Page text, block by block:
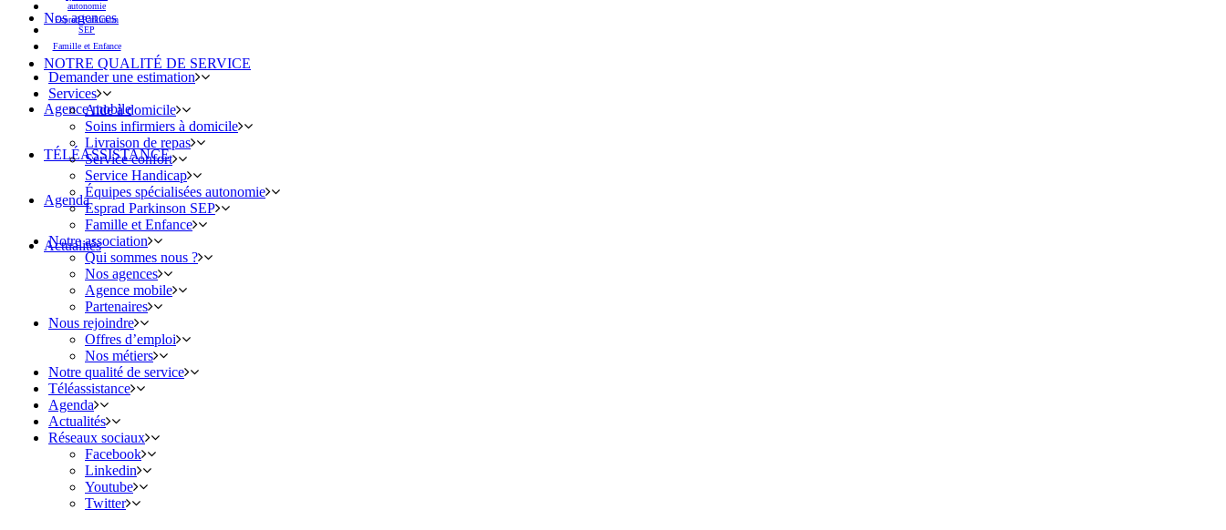
Nos agences
NOTRE QUALITÉ DE SERVICE
Agence mobile
TÉLÉASSISTANCE
Agenda
Actualités
autonomie
Esprad Parkinson
SEP
Famille et Enfance
Demander une estimation
Services
Aide à domicile
Soins infirmiers à domicile
Livraison de repas
Service confort
Service Handicap
Équipes spécialisées autonomie
Esprad Parkinson SEP
Famille et Enfance
Notre association
Qui sommes nous ?
Nos agences
Agence mobile
Partenaires
Nous rejoindre
Offres d’emploi
Nos métiers
Notre qualité de service
Téléassistance
Agenda
Actualités
Réseaux sociaux
Facebook
Linkedin
Youtube
Twitter